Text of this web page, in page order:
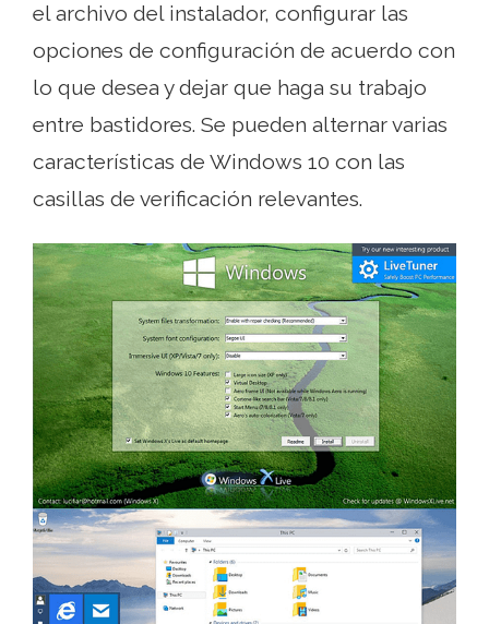
el archivo del instalador, configurar las
opciones de configuración de acuerdo con
lo que desea y dejar que haga su trabajo
entre bastidores. Se pueden alternar varias
características de Windows 10 con las
casillas de verificación relevantes.